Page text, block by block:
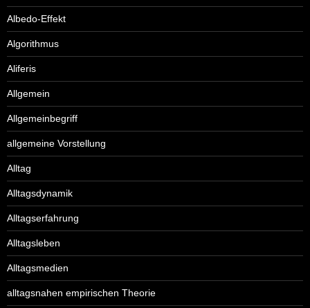
Albedo-Effekt
Algorithmus
Aliferis
Allgemein
Allgemeinbegriff
allgemeine Vorstellung
Alltag
Alltagsdynamik
Alltagserfahrung
Alltagsleben
Alltagsmedien
alltagsnahen empirischen Theorie